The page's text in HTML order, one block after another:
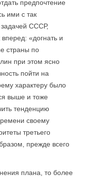
предпочтение
ими с так
СССР,
«догнать и
страны по
при этом ясно
пойти на
характеру было
выше и тоже
тенденцию
своему
третьего
прежде всего
плана, то более